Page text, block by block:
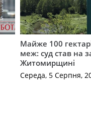
Майже 100
меж: суд став на
Житомирщині
Середа, 5 Серпня,